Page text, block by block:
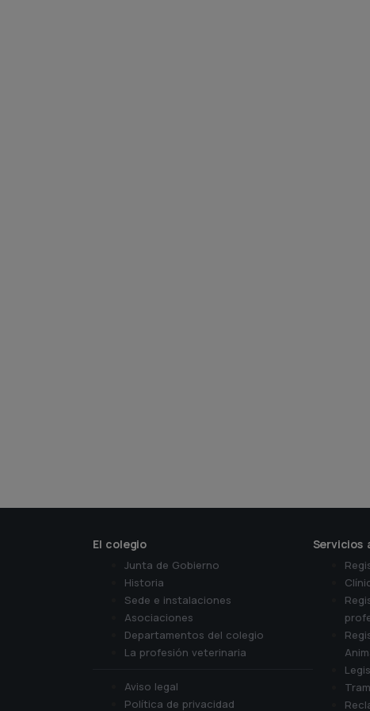
El colegio
Junta de Gobierno
Historia
Sede e instalaciones
Asociaciones
Departamentos del colegio
La profesión veterinaria
Aviso legal
Política de privacidad
Servicios